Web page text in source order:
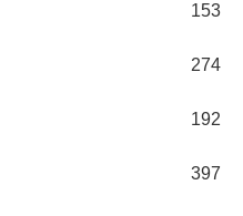
153
274
192
397